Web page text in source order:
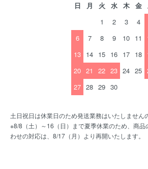
日 月 火 水 木 金
1
2 3 4
6
7 8 9 10 11
13 14 15 16 17 18
20 21 22 23 24 25
27 28 29 30
土日祝日は休業日のため発送業務はいたしません
※8/8（土）～16（日）まで夏季休業のため、商品
わせの対応は、8/17（月）より再開いたします。